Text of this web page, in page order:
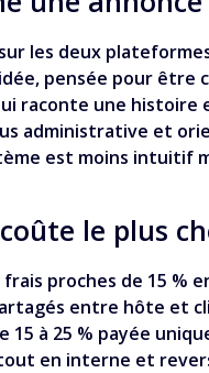
les deux
pensée pour être
raconte une
administrative et
est moins intuitif
le plus
proches de 15 %
entre hôte et
15 à 25 % payée
en interne et